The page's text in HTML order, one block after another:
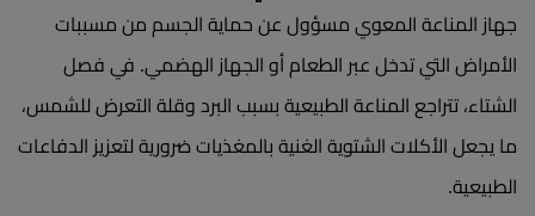
جهاز المناعة المعوي مسؤول عن حماية الجسم من مسببات
الأمراض التي تدخل عبر الطعام أو الجهاز الهضمي. في فصل
الشتاء، تتراجع المناعة الطبيعية بسبب البرد وقلة التعرض للشمس،
ما يجعل الأكلات الشتوية الغنية بالمغذيات ضرورية لتعزيز الدفاعات
الطبيعية.